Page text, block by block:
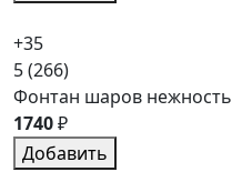
+35
5(266)
Фонтан шаров нежность
1740₽
Добавить